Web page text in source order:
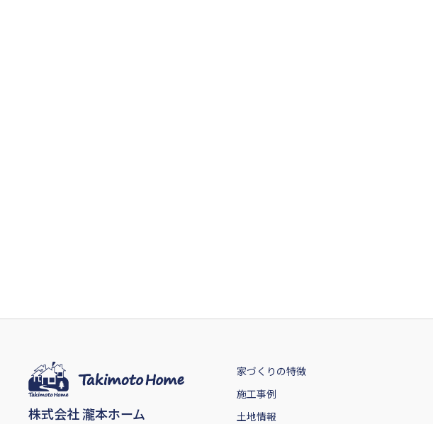
株式会社 瀧本ホーム
家づくりの特徴
施工事例
土地情報